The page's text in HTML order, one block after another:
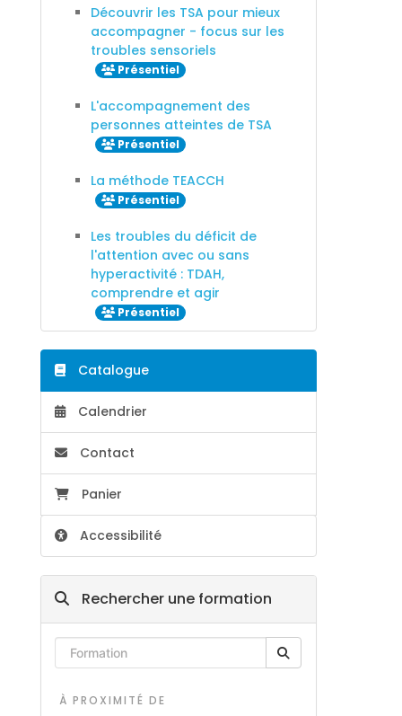
Découvrir les TSA pour mieux
accompagner - focus sur les
troubles sensoriels
Présentiel
L'accompagnement des
personnes atteintes de TSA
Présentiel
La méthode TEACCH
Présentiel
Les troubles du déficit de
l'attention avec ou sans
hyperactivité : TDAH,
comprendre et agir
Présentiel
Catalogue
Calendrier
Contact
Panier
Accessibilité
Rechercher une formation
À PROXIMITÉ DE